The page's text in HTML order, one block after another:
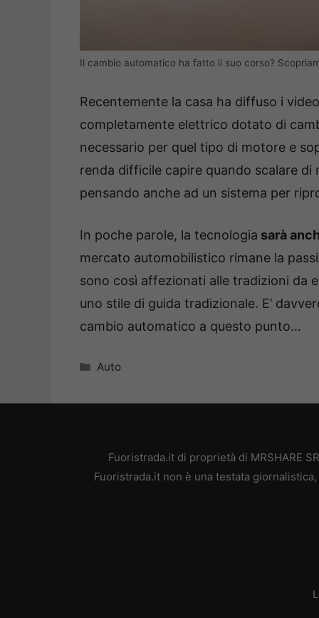
Il cambio automatico ha fatto il suo corso?
Recentemente la casa ha diffuso i
completamente elettrico dotato di
necessario per quel tipo di motore e
renda difficile capire quando scalare
pensando anche ad un sistema per
In poche parole, la tecnologia sarà
mercato automobilistico rimane la
sono così affezionati alle tradizioni da
uno stile di guida tradizionale. E’
cambio automatico a questo punto…
Categorie
Auto
Fuoristrada.it di proprietà di MRSHARE
Fuoristrada.it non è una testata